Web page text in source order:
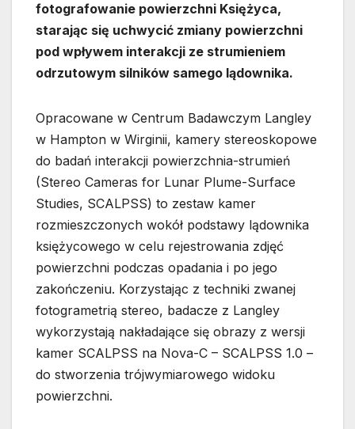
fotografowanie powierzchni Księżyca,
starając się uchwycić zmiany powierzchni
pod wpływem interakcji ze strumieniem
odrzutowym silników samego lądownika.
Opracowane w Centrum Badawczym Langley
w Hampton w Wirginii, kamery stereoskopowe
do badań interakcji powierzchnia-strumień
(Stereo Cameras for Lunar Plume-Surface
Studies, SCALPSS) to zestaw kamer
rozmieszczonych wokół podstawy lądownika
księżycowego w celu rejestrowania zdjęć
powierzchni podczas opadania i po jego
zakończeniu. Korzystając z techniki zwanej
fotogrametrią stereo, badacze z Langley
wykorzystają nakładające się obrazy z wersji
kamer SCALPSS na Nova-C – SCALPSS 1.0 –
do stworzenia trójwymiarowego widoku
powierzchni.